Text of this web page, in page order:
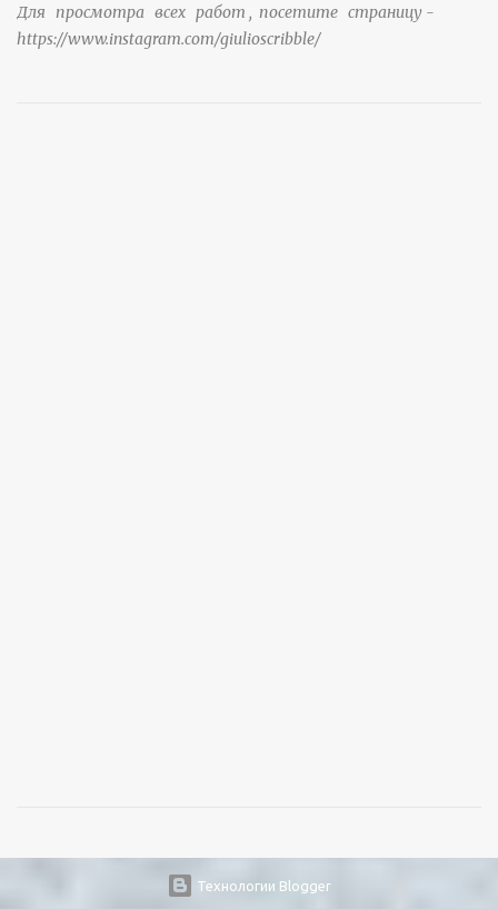
Для просмотра всех работ , посетите страницу -
https://www.instagram.com/giulioscribble/
Технологии Blogger